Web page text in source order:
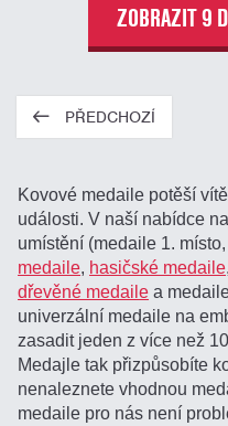
ZOBRAZIT 9
PŘEDCHOZÍ
Kovové medaile potěší
události. V naší nabídce
umístění (medaile 1.
medaile, hasičské medaile,
dřevěné medaile a
univerzální medaile na
zasadit jeden z více než
Medajle tak přizpůsobíte
nenaleznete vhodnou
medaile pro nás není